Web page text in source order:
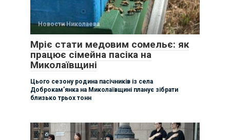
Новости Николаева
Мріє стати медовим сомельє: як
працює сімейна пасіка на
Миколаївщині
Цього сезону родина пасічників із села
Доброкам’янка на Миколаївщині планує зібрати
близько трьох тонн